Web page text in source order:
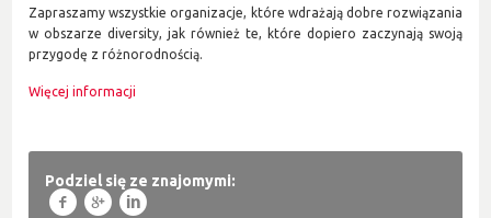
Zapraszamy wszystkie organizacje, które wdrażają dobre rozwiązania
w obszarze diversity, jak również te, które dopiero zaczynają swoją
przygodę z różnorodnością.
Więcej informacji
Podziel się ze znajomymi:
f g l